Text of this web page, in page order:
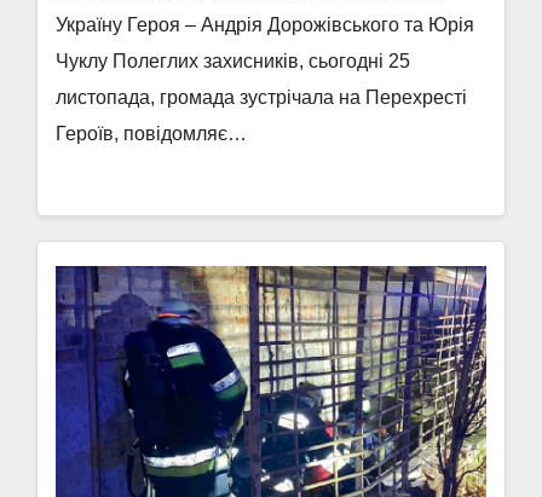
Україну Героя – Андрія Дорожівського та Юрія
Чуклу Полеглих захисників, сьогодні 25
листопада, громада зустрічала на Перехресті
Героїв, повідомляє…